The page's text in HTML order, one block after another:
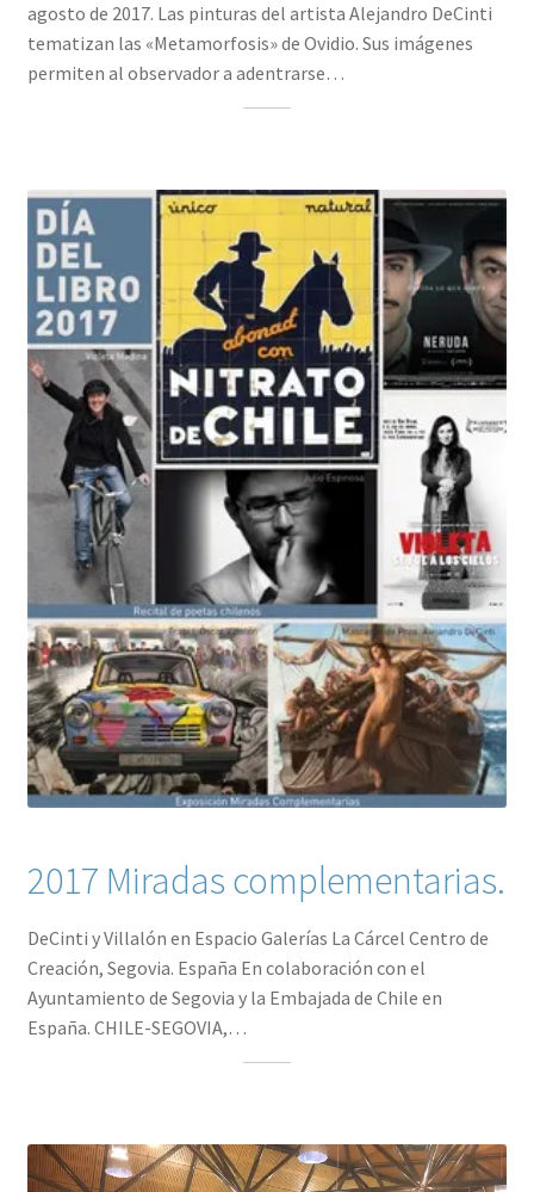
agosto de 2017. Las pinturas del artista Alejandro DeCinti
tematizan las «Metamorfosis» de Ovidio. Sus imágenes
permiten al observador a adentrarse…
2017 Miradas complementarias.
DeCinti y Villalón en Espacio Galerías La Cárcel Centro de
Creación, Segovia. España En colaboración con el
Ayuntamiento de Segovia y la Embajada de Chile en
España. CHILE-SEGOVIA,…